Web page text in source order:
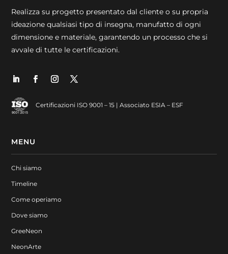
Realizza su progetto presentato dal cliente o su propria
ideazione qualsiasi tipo di insegna, manufatto di ogni
dimensione e materiale, garantendo un processo che si
avvale di tutte le certificazioni.
Certificazioni ISO 9001 – 15 | Associato ESIA – ESF
MENU
Chi siamo
Timeline
Come operiamo
Dove siamo
GreeNeon
NeonArte